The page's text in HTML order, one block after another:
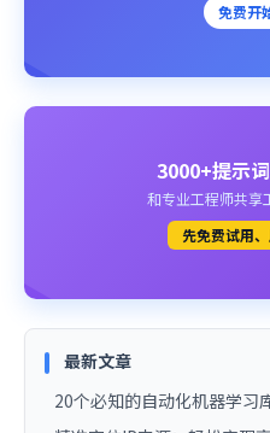
免费开
3000+提示
和专业工程师共享
先免费试用
最新文章
20个必知的自动化机器学习